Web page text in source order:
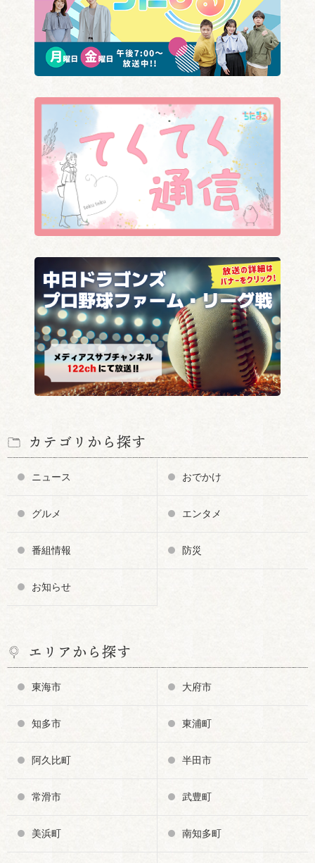
カテゴリから探す
ニュース おでかけ
グルメ エンタメ
番組情報 防災
お知らせ
エリアから探す
東海市 大府市
知多市 東浦町
阿久比町 半田市
常滑市 武豊町
美浜町 南知多町